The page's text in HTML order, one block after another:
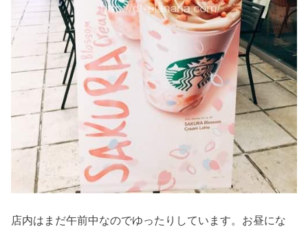
店内はまだ午前中なのでゆったりしています。お昼にな